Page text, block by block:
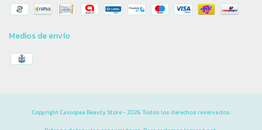
Medios de envío
Copyright Casiopea Beauty Store - 2026. Todos los derechos reservados.